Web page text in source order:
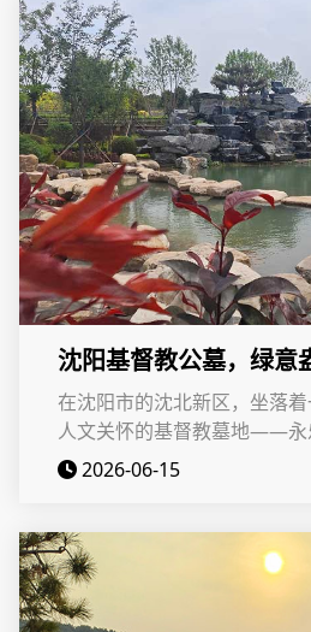
沈阳基督教公墓，绿意
在沈阳市的沈北新区，坐落
人文关怀的基督教墓地——永
仅是沈阳市内设有基督教园区
2026-06-15